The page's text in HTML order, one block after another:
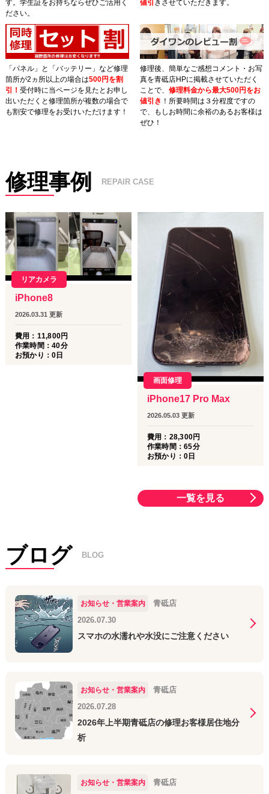
す。学生証をお持ちならぜひご活用く
ださい。
値引 きさせていただきます。
「パネル」と「バッテリー」など修理
箇所が2ヵ所以上の場合は500円を割
引！ 受付時に当ページを見たとお申し
出いただくと修理箇所が複数の場合で
も割安で修理をお受けいただけます！
修理後、簡単なご感想コメント・お写
真を青砥店HPに掲載させていただく
ことで、 修理料金から最大500円をお
値引き ！所要時間は３分程度ですの
で、もしお時間に余裕のあるお客様は
ぜひ！
修理事例 REPAIR CASE
リアカメラ
iPhone8
2026.03.31 更新
費用： 11,800円
作業時間：40分
お預かり：0 日
画面修理
iPhone17 Pro Max
2026.05.03更新
費用： 28,300円
作業時間：65分
お預かり：0 日
一覧を見る
ブログ BLOG
お知らせ・営業案内
青砥店
2026.07.30
スマホの水濡れや水没にご注意ください
お知らせ・営業案内
青砥店
2026.07.28
2026年上半期青砥店の修理お客様居住地分
析
お知らせ・営業案内
青砥店